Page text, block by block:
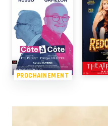
PROCHAINEMENT